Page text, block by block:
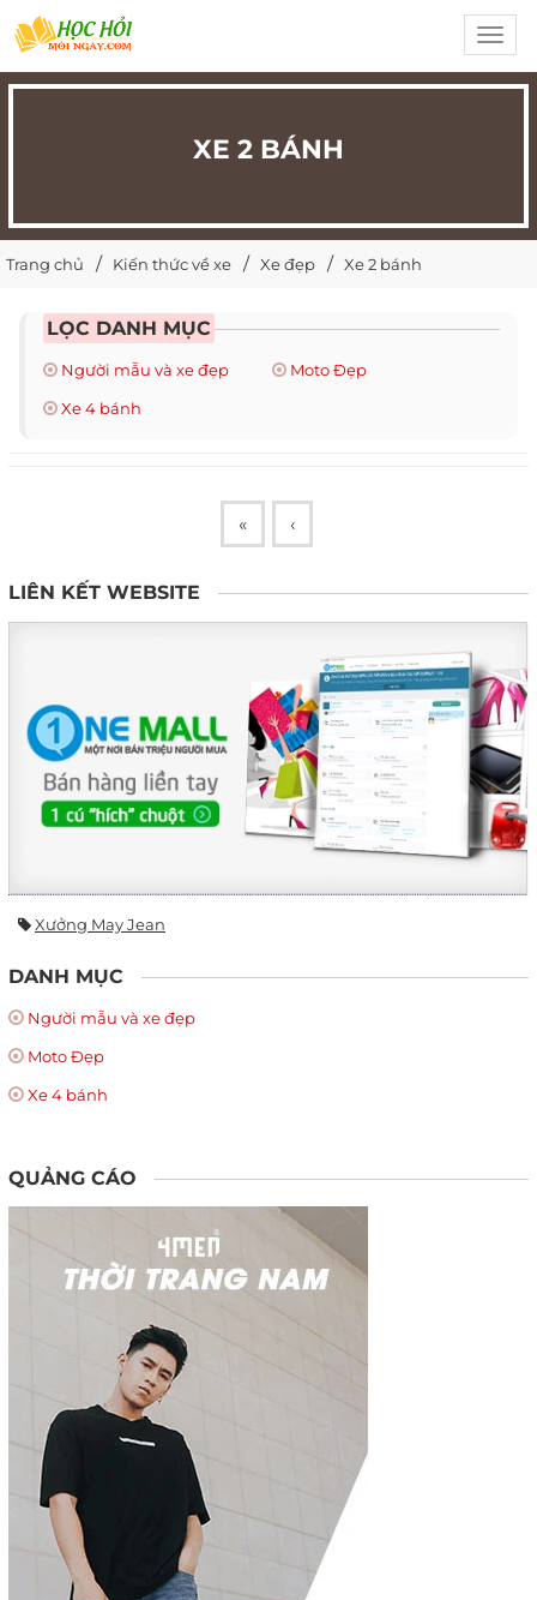
XE 2 BÁNH
Trang chủ Kiến thức về xe Xe đẹp Xe 2 bánh
LỌC DANH MỤC
Người mẫu và xe đẹp
Moto Đẹp
Xe 4 bánh
« ‹
LIÊN KẾT WEBSITE
Xưởng May Jean
DANH MỤC
Người mẫu và xe đẹp
Moto Đẹp
Xe 4 bánh
QUẢNG CÁO